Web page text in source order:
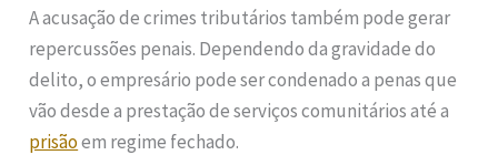
A acusação de crimes tributários também pode gerar
repercussões penais. Dependendo da gravidade do
delito, o empresário pode ser condenado a penas que
vão desde a prestação de serviços comunitários até a
prisãoem regime fechado.